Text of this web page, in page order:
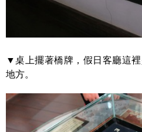
▼桌上擺著橋牌，假日客廳這
地方。